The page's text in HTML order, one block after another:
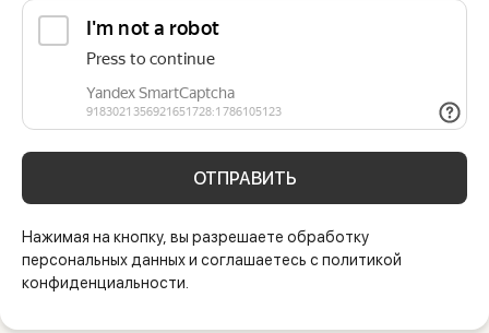
ОТПРАВИТЬ
Нажимая на кнопку, вы разрешаете обработку
персональных данных и соглашаетесь с политикой
конфиденциальности.